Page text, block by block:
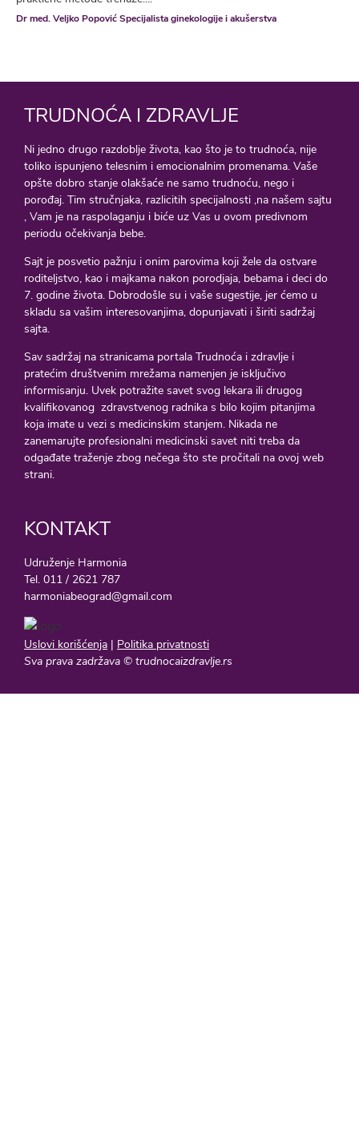
Dr med. Veljko Popović Specijalista ginekologije i akušerstva
TRUDNOĆA I ZDRAVLJE
Ni jedno drugo razdoblje života, kao što je to trudnoća, nije
toliko ispunjeno telesnim i emocionalnim promenama. Vaše
opšte dobro stanje olakšaće ne samo trudnoću, nego i
porođaj. Tim stručnjaka, razlicitih specijalnosti ,na našem sajtu
, Vam je na raspolaganju i biće uz Vas u ovom predivnom
periodu očekivanja bebe.
Sajt je posvetio pažnju i onim parovima koji žele da ostvare
roditeljstvo, kao i majkama nakon porodjaja, bebama i deci do
7. godine života. Dobrodošle su i vaše sugestije, jer ćemo u
skladu sa vašim interesovanjima, dopunjavati i širiti sadržaj
sajta.
Sav sadržaj na stranicama portala Trudnoća i zdravlje i
pratećim društvenim mrežama namenjen je isključivo
informisanju. Uvek potražite savet svog lekara ili drugog
kvalifikovanog zdravstvenog radnika s bilo kojim pitanjima
koja imate u vezi s medicinskim stanjem. Nikada ne
zanemarujte profesionalni medicinski savet niti treba da
odgađate traženje zbog nečega što ste pročitali na ovoj web
strani.
KONTAKT
Udruženje Harmonia
Tel. 011 / 2621 787
harmoniabeograd@gmail.com
Uslovi korišćenja | Politika privatnosti
Sva prava zadržava © trudnocaizdravlje.rs